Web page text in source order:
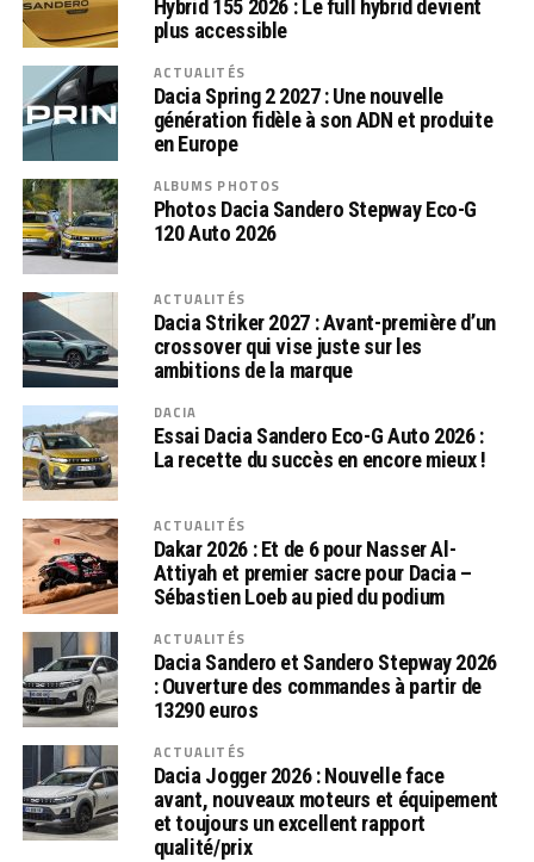
Hybrid 155 2026 : Le full hybrid devient
plus accessible
ACTUALITÉS
Dacia Spring 2 2027 : Une nouvelle
génération fidèle à son ADN et produite
en Europe
ALBUMS PHOTOS
Photos Dacia Sandero Stepway Eco-G
120 Auto 2026
ACTUALITÉS
Dacia Striker 2027 : Avant-première d’un
crossover qui vise juste sur les
ambitions de la marque
DACIA
Essai Dacia Sandero Eco-G Auto 2026 :
La recette du succès en encore mieux !
ACTUALITÉS
Dakar 2026 : Et de 6 pour Nasser Al-
Attiyah et premier sacre pour Dacia –
Sébastien Loeb au pied du podium
ACTUALITÉS
Dacia Sandero et Sandero Stepway 2026
: Ouverture des commandes à partir de
13290 euros
ACTUALITÉS
Dacia Jogger 2026 : Nouvelle face
avant, nouveaux moteurs et équipement
et toujours un excellent rapport
qualité/prix